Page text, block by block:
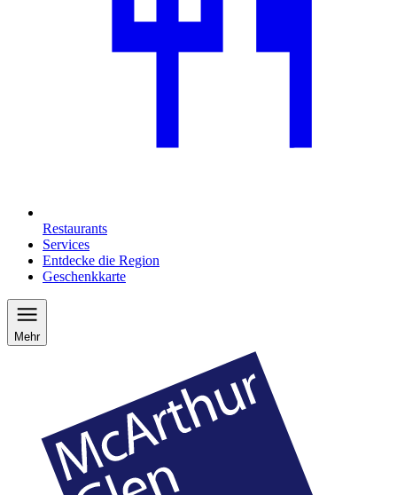
Restaurants
Services
Entdecke die Region
Geschenkkarte
Mehr